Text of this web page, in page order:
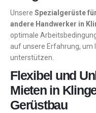
Unsere Spezialgerüste
andere Handwerker in
optimale
auf unsere Erfahrung, um
unterstützen.
Flexibel und
Mieten in
Gerüstbau